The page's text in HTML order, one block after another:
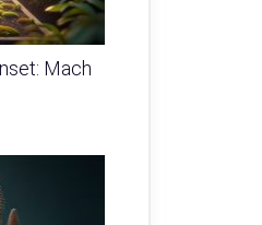
Mach